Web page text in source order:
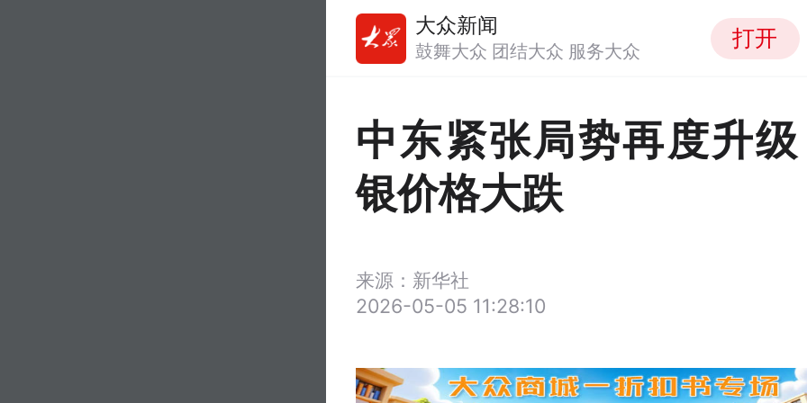
大众新闻
鼓舞大众 团结大众 服务大众 打开
中东紧张局势再度升
银价格大跌
来源：新华社
2026-05-05 11:28:10